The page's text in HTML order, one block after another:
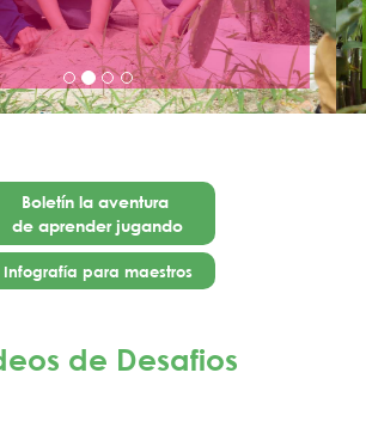
Boletín la aventura
de aprender jugando
Infografía para maestros
de Desafios